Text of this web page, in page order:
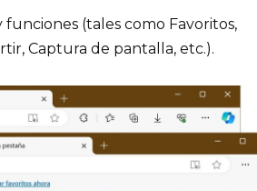
funciones (tales como Favoritos,
Captura de pantalla, etc.).